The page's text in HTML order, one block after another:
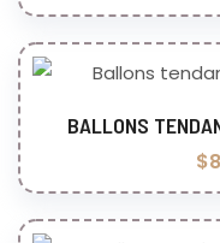
BALLONS
$